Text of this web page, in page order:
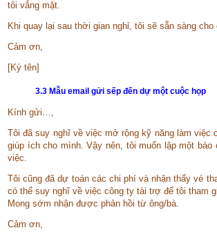
tôi vắng mặt.
Khi quay lại sau thời gian nghỉ, tôi sẽ sẵn sàng
Cảm ơn,
[Ký tên]
3.3 Mẫu email gửi sếp đến dự một cuộc họp
Kính gửi…,
Tôi đã suy nghĩ về việc mở rộng kỹ năng làm việc
giúp ích cho mình. Vậy nên, tôi muốn lập một
việc.
Tôi cũng đã dự toán các chi phí và nhận thấy vé
có thể suy nghĩ về việc công ty tài trợ để tôi tham
Mong sớm nhận được phản hồi từ ông/bà.
Cảm ơn,